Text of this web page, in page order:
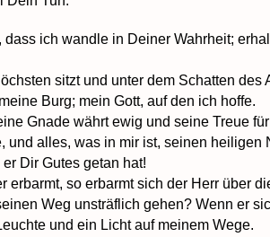
dass ich wandle in Deiner Wahrheit;
sitzt und unter dem Schatten des
Burg; mein Gott, auf den ich hoffe.
Gnade währt ewig und seine Treue
und alles, was in mir ist, seinen heiligen
Dir Gutes getan hat!
erbarmt, so erbarmt sich der Herr über
Weg unsträflich gehen? Wenn er
und ein Licht auf meinem Wege.